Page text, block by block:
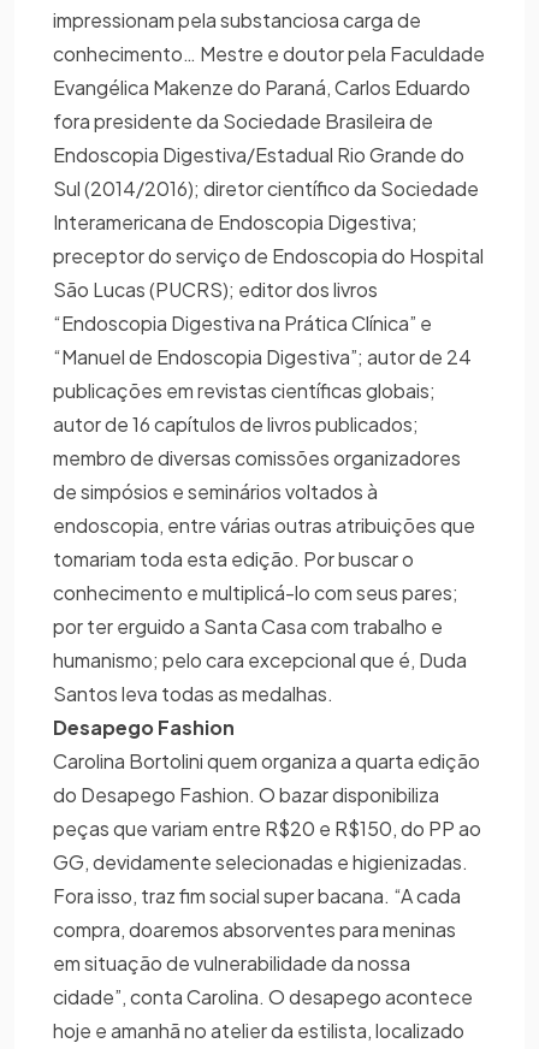
impressionam pela substanciosa carga de
conhecimento… Mestre e doutor pela Faculdade
Evangélica Makenze do Paraná, Carlos Eduardo
fora presidente da Sociedade Brasileira de
Endoscopia Digestiva/Estadual Rio Grande do
Sul (2014/2016); diretor científico da Sociedade
Interamericana de Endoscopia Digestiva;
preceptor do serviço de Endoscopia do Hospital
São Lucas (PUCRS); editor dos livros
“Endoscopia Digestiva na Prática Clínica” e
“Manuel de Endoscopia Digestiva”; autor de 24
publicações em revistas científicas globais;
autor de 16 capítulos de livros publicados;
membro de diversas comissões organizadores
de simpósios e seminários voltados à
endoscopia, entre várias outras atribuições que
tomariam toda esta edição. Por buscar o
conhecimento e multiplicá-lo com seus pares;
por ter erguido a Santa Casa com trabalho e
humanismo; pelo cara excepcional que é, Duda
Santos leva todas as medalhas.
Desapego Fashion
Carolina Bortolini quem organiza a quarta edição
do Desapego Fashion. O bazar disponibiliza
peças que variam entre R$20 e R$150, do PP ao
GG, devidamente selecionadas e higienizadas.
Fora isso, traz fim social super bacana. “A cada
compra, doaremos absorventes para meninas
em situação de vulnerabilidade da nossa
cidade”, conta Carolina. O desapego acontece
hoje e amanhã no atelier da estilista, localizado